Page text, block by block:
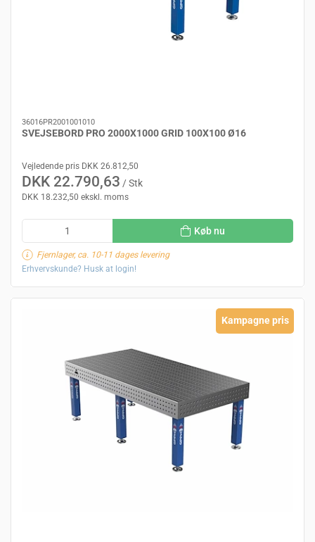
36016PR2001001010
SVEJSEBORD PRO 2000X1000 GRID 100X100 Ø16
Vejledende pris DKK 26.812,50
DKK 22.790,63 / Stk
DKK 18.232,50 ekskl. moms
Køb nu
Fjernlager, ca. 10-11 dages levering
Erhvervskunde? Husk at login!
Kampagne pris